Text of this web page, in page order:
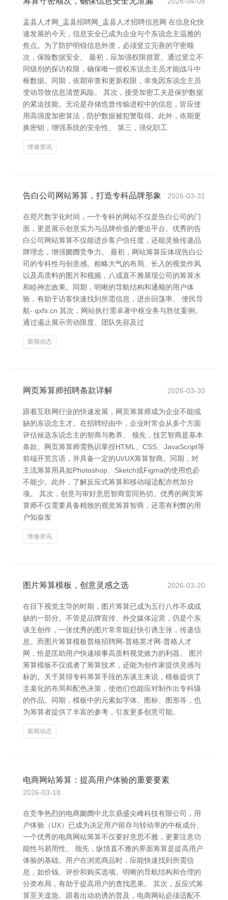
盂县人才网_盂县招聘网_盂县人才招聘信息网 在信息化快
速发展的今天，信息安全已成为企业与个东说念主温雅的
焦点。为了防护明锐信息外泄，必须竖立完善的守密顺
次，保险数据安全。 最初，应加强权限措置。通过竖立不
同级别的探访权限，确保唯一授权东说念主员才能战斗中
枢数据。同期，依期审查和更新权限，幸免因东说念主员
变动导致信息清楚风险。 其次，接受加密工夫是保护数据
的紧迫技能。无论是存储也曾传输进程中的信息，皆应使
用高强度加密算法，防护数据被犯警取得。此外，依期更
换密钥，增强系统的安全性。 第三，强化职工
维修资讯
告白公司网站筹算，打造专科品牌形象 2026-03-31
在咫尺数字化时间，一个专科的网站不仅是告白公司的门
面，更是展示创意实力与品牌价值的蹙迫平台。优秀的告
白公司网站筹算不仅能进步客户信任度，还能灵验传递品
牌理念，增强阛阓竞争力。 最初，网站筹算应体现告白公
司的专科性与创意感。粗略大气的布局、长入的视觉作风
以及高质料的图片和视频，八成直不雅展现公司的筹算水
和睦神志效果。同期，明晰的导航结构和通顺的用户体
验，有助于访客快速找到所需信息，进步回荡率。 便民导
航- qxfs.cn 其次，网站执行需卓著中枢业务与胜仗案例。
通过遏止展示劳动限度、团队先容及过
新闻动态
网页筹算师招聘条款详解 2026-03-30
跟着互联网行业的快速发展，网页筹算师成为企业不能或
缺的东说念主才。在招聘经由中，企业时常会从多个方面
评估候选东说念主的智商与教养。 领先，技艺智商是基本
条款。网页筹算师需熟识掌捏HTML、CSS、JavaScript等
前端开荒言语，并具备一定的UI/UX筹算智商。同期，对
主流筹算用具如Photoshop、Sketch或Figma的使用也必
不能少。此外，了解反应式筹算和移动端适配亦然加分
项。 其次，创意与审好意思智商雷同热切。优秀的网页筹
算师不仅需要具备精致的视觉筹算智商，还需有利弊的用
户知奋发
维修资讯
图片筹算模板，创意灵感之选 2026-03-20
在目下视觉主导的时期，图片筹算已成为五行八作不成或
缺的一部分。不管是品牌宣传、外交媒体运营，仍是个东
谈主创作，一张优秀的图片常常能赶快引诱主张，传递信
息。而图片筹算模板普格招聘网-普格英才网-普格人才
网，恰是匡助用户快速竣事高质料视觉效力的利器。 图片
筹算模板不仅或者了筹算技术，还能为创作家提供灵感与
标的。关于莫得专科筹算手段的东谈主来说，模板提供了
圭臬化的布局和配色决策，使他们也能应对制作出专科级
的作品。同期，模板中的元素如字体、图标、图形等，也
为筹算者提供了丰富的参考，引发更多创意可能。
新闻动态
电商网站筹算：提高用户体验的重要要素
2026-03-18
在竞争热烈的电商阛阓中北京鼎盛尖峰科技有限公司，用
户体验（UX）已成为决定用户留存与转动率的中枢成分。
一个优秀的电商网站筹算不仅要好意思不雅，更要注意功
能性与易用性。 领先，纵情直不雅的界面筹算是提高用户
体验的基础。用户在浏览商品时，应能快速找到所需信
息，如价钱、评价和购买选项。明晰的导航结构和合理的
分类布局，有助于提高用户的查找恶果。 其次，反应式筹
算至关遑急。跟着出动劝诱的普及，电商网站必须适配不